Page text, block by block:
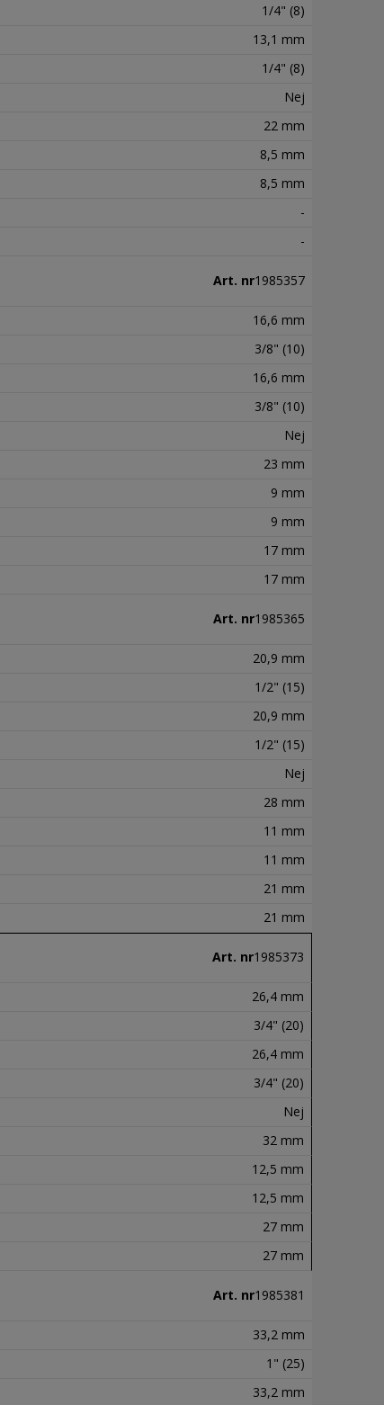
1/4" (8)
13,1 mm
1/4" (8)
Nej
22 mm
8,5 mm
8,5 mm
-
-
Art. nr1985357
16,6 mm
3/8" (10)
16,6 mm
3/8" (10)
Nej
23 mm
9 mm
9 mm
17 mm
17 mm
Art. nr1985365
20,9 mm
1/2" (15)
20,9 mm
1/2" (15)
Nej
28 mm
11 mm
11 mm
21 mm
21 mm
Art. nr1985373
26,4 mm
3/4" (20)
26,4 mm
3/4" (20)
Nej
32 mm
12,5 mm
12,5 mm
27 mm
27 mm
Art. nr1985381
33,2 mm
1" (25)
33,2 mm